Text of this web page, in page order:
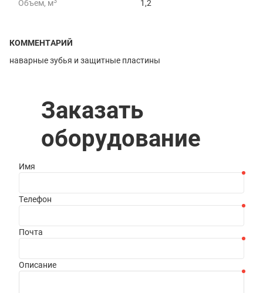
Объем, м
1,2
Грузоподъемность, т
Длина, мм
Высота, мм
998
КОММЕНТАРИЙ
наварные зубья и защитные пластины
Заказать
оборудование
Имя
Телефон
Почта
Описание